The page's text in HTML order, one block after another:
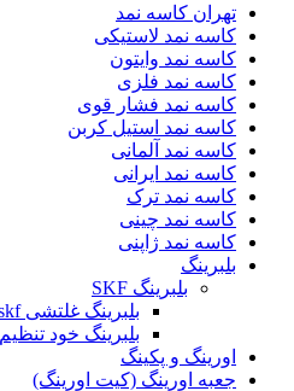
تهران کاسه نمد
کاسه نمد لاستیکی
کاسه نمد وایتون
کاسه نمد فلزی
کاسه نمد فشار قوی
کاسه نمد استیل کربن
کاسه نمد آلمانی
کاسه نمد ایرانی
کاسه نمد ترک
کاسه نمد چینی
کاسه نمد ژاپنی
بلبرینگ
بلبرینگ SKF
بلبرینگ غلتشی skf
بلبرینگ خود تنظیم SKF
اورینگ و پکینگ
جعبه اورینگ (کیت اورینگ)